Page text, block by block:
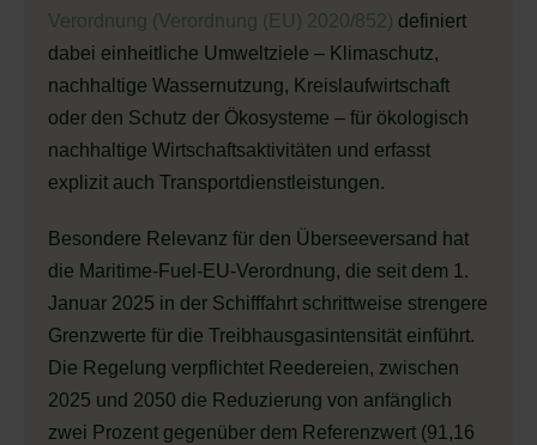
Verordnung (Verordnung (EU) 2020/852) definiert
dabei einheitliche Umweltziele – Klimaschutz,
nachhaltige Wassernutzung, Kreislaufwirtschaft
oder den Schutz der Ökosysteme – für ökologisch
nachhaltige Wirtschaftsaktivitäten und erfasst
explizit auch Transportdienstleistungen.
Besondere Relevanz für den Überseeversand hat
die Maritime-Fuel-EU-Verordnung, die seit dem 1.
Januar 2025 in der Schifffahrt schrittweise strengere
Grenzwerte für die Treibhausgasintensität einführt.
Die Regelung verpflichtet Reedereien, zwischen
2025 und 2050 die Reduzierung von anfänglich
zwei Prozent gegenüber dem Referenzwert (91,16